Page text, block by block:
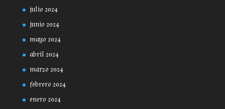
julio 2024
junio 2024
mayo 2024
abril 2024
marzo 2024
febrero 2024
enero 2024